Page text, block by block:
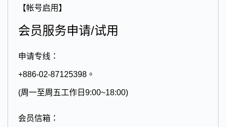
【帐号启用】
会员服务申请/试用
申请专线：
+886-02-87125398。
(周一至周五工作日9:00~18:00)
会员信箱：